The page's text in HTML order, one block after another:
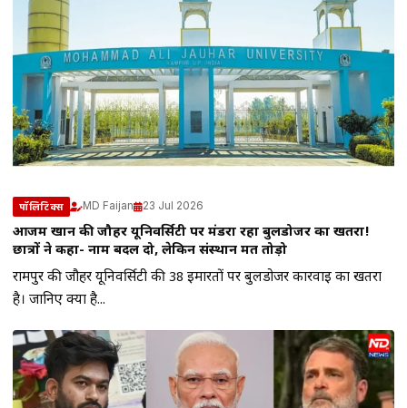
पॉलिटिक्स MD Faijan 23 Jul 2026
आजम खान की जौहर यूनिवर्सिटी पर मंडरा रहा बुलडोजर का खतरा!
छात्रों ने कहा- नाम बदल दो, लेकिन संस्थान मत तोड़ो
रामपुर की जौहर यूनिवर्सिटी की 38 इमारतों पर बुलडोजर कार्रवाई का खतरा
है। जानिए क्या है...